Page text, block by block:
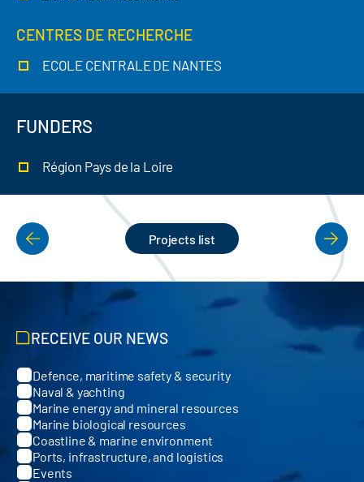
CENTRES DE RECHERCHE
ECOLE CENTRALE DE NANTES
FUNDERS
Région Pays de la Loire
PAGINATION
Projects list
RECEIVE OUR NEWS
Categories
Defence, maritime safety & security
Naval & yachting
Marine energy and mineral resources
Marine biological resources
Coastline & marine environment
Ports, infrastructure, and logistics
Events